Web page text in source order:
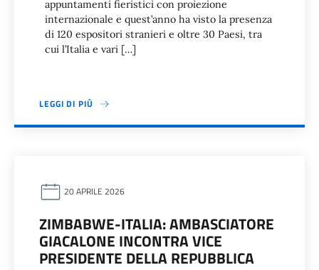
appuntamenti fieristici con proiezione
internazionale e quest’anno ha visto la presenza
di 120 espositori stranieri e oltre 30 Paesi, tra
cui l’Italia e vari […]
LEGGI DI PIÙ
20 APRILE 2026
ZIMBABWE-ITALIA: AMBASCIATORE
GIACALONE INCONTRA VICE
PRESIDENTE DELLA REPUBBLICA